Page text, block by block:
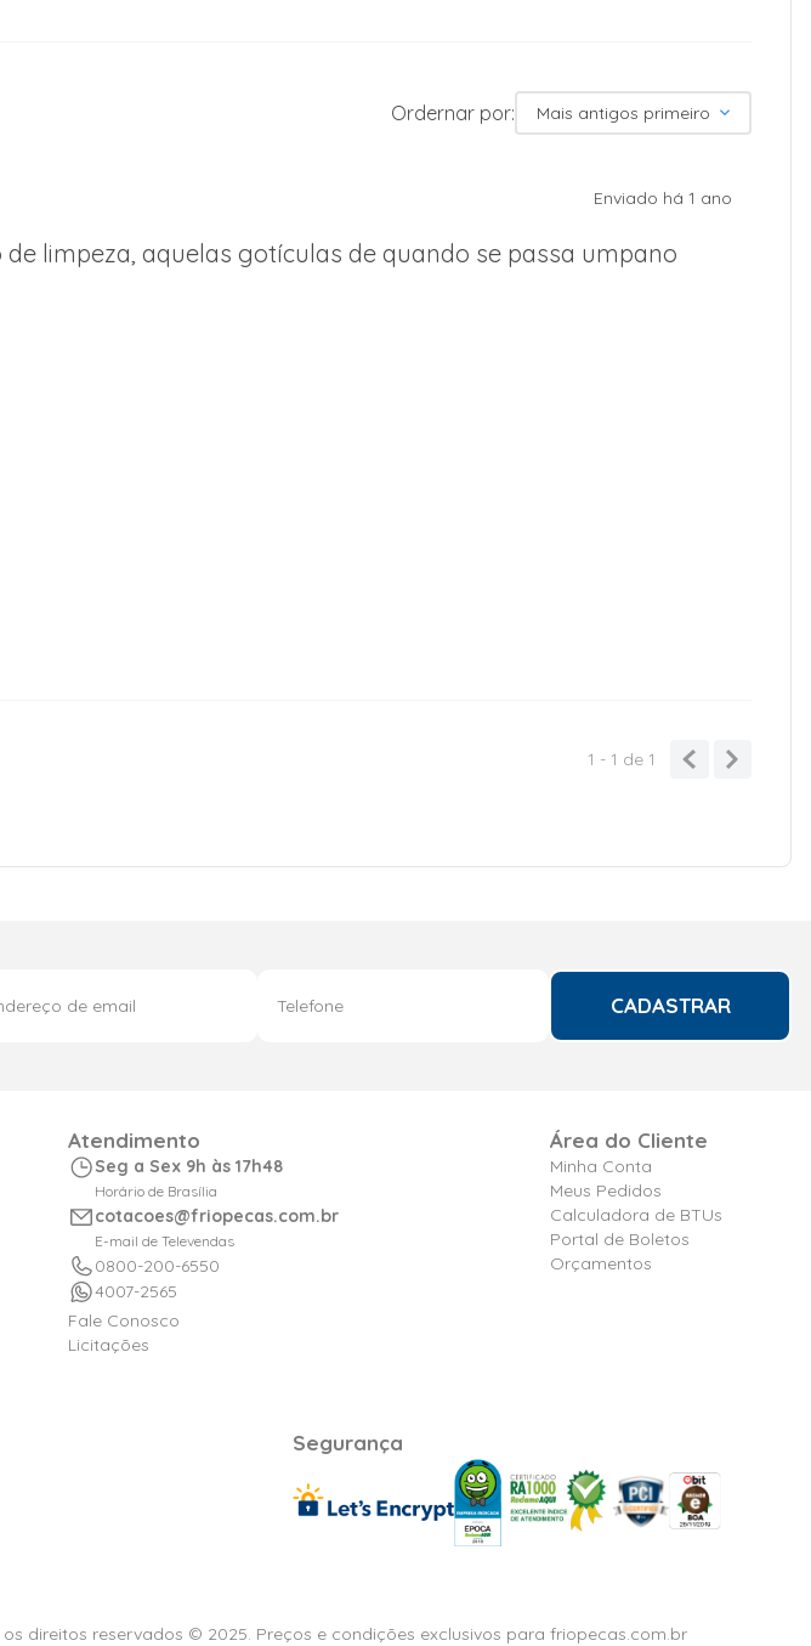
Ordernar por: Mais antigos primeiro
Enviado há 1 ano
limpeza, aquelas gotículas de quando se passa umpano
1 - 1 de 1
CADASTRAR
Atendimento
Seg a Sex 9h às 17h48
Horário de Brasília
cotacoes@friopecas.com.br
E-mail de Televendas
0800-200-6550
4007-2565
Fale Conosco
Licitações
Área do Cliente
Minha Conta
Meus Pedidos
Calculadora de BTUs
Portal de Boletos
Orçamentos
Segurança
direitos reservados © 2025. Preços e condições exclusivos para friopecas.com.br